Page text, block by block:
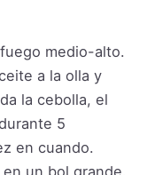
medio-alto.
a la olla y
la cebolla, el
5
en cuando.